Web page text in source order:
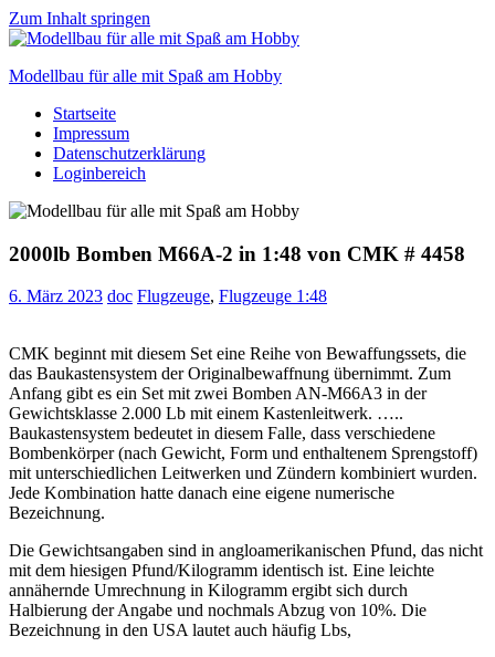
Zum Inhalt springen
Modellbau für alle mit Spaß am Hobby
Scale
modelling
to
Startseite
Impressum
Datenschutzerklärung
Loginbereich
2000lb Bomben M66A-2 in 1:48 von CMK # 4458
6. März 2023 doc Flugzeuge, Flugzeuge 1:48
CMK beginnt mit diesem Set eine Reihe von Bewaffungssets, die
das Baukastensystem der Originalbewaffnung übernimmt. Zum
Anfang gibt es ein Set mit zwei Bomben AN-M66A3 in der
Gewichtsklasse 2.000 Lb mit einem Kastenleitwerk. …..
Baukastensystem bedeutet in diesem Falle, dass verschiedene
Bombenkörper (nach Gewicht, Form und enthaltenem Sprengstoff)
mit unterschiedlichen Leitwerken und Zündern kombiniert wurden.
Jede Kombination hatte danach eine eigene numerische
Bezeichnung.
Die Gewichtsangaben sind in angloamerikanischen Pfund, das nicht
mit dem hiesigen Pfund/Kilogramm identisch ist. Eine leichte
annähernde Umrechnung in Kilogramm ergibt sich durch
Halbierung der Angabe und nochmals Abzug von 10%. Die
Bezeichnung in den USA lautet auch häufig Lbs,